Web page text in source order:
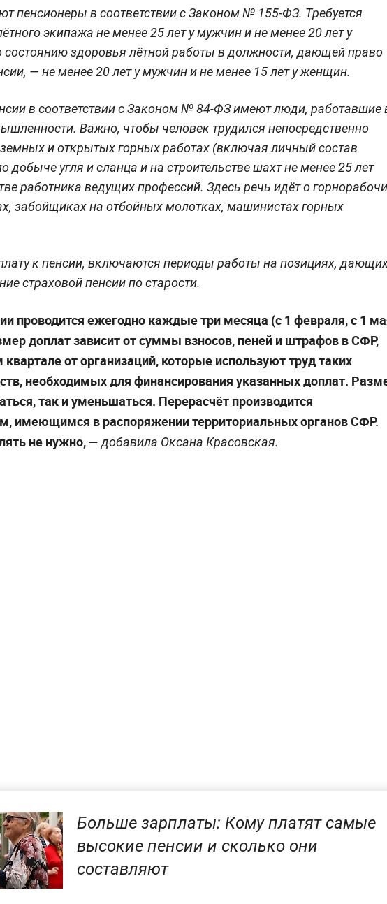
пенсионеры в соответствии с Законом № 155-ФЗ. Требуется
экипажа не менее 25 лет у мужчин и не менее 20 лет у
здоровья лётной работы в должности, дающей право
— не менее 20 лет у мужчин и не менее 15 лет у женщин.
в соответствии с Законом № 84-ФЗ имеют люди, работавшие
Важно, чтобы человек трудился непосредственно
и открытых горных работах (включая личный состав
добыче угля и сланца и на строительстве шахт не менее 25 лет
работника ведущих профессий. Здесь речь идёт о
забойщиках на отбойных молотках, машинистах горных
к пенсии, включаются периоды работы на позициях,
страховой пенсии по старости.
проводится ежегодно каждые три месяца (с 1 февраля, с 1
доплат зависит от суммы взносов, пеней и штрафов в СФР,
от организаций, которые используют труд таких
необходимых для финансирования указанных доплат.
так и уменьшаться. Перерасчёт производится
имеющимся в распоряжении территориальных органов СФР.
не нужно,— добавила Оксана Красовская.
Больше зарплаты: Кому платят самые
высокие пенсии и сколько они
составляют